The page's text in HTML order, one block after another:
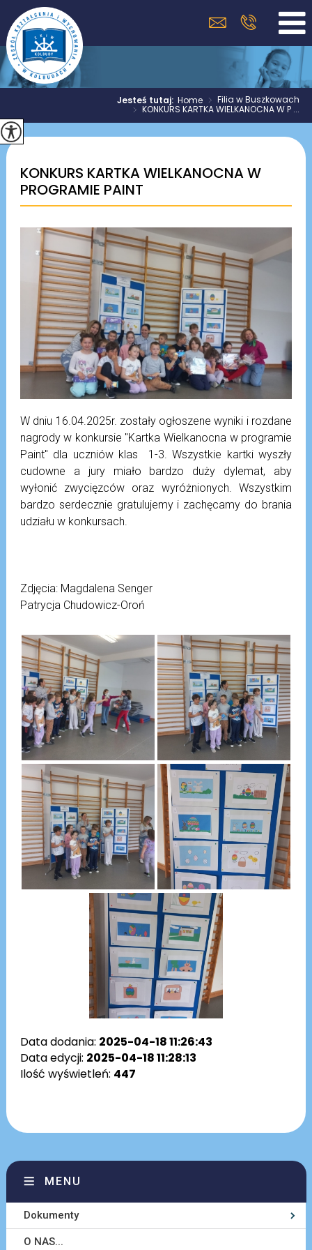
Jesteś tutaj:Home > Filia w Buszkowach
> KONKURS KARTKA WIELKANOCNA W P ...
KONKURS KARTKA WIELKANOCNA W
PROGRAMIE PAINT
W dniu 16.04.2025r. zostały ogłoszene wyniki i rozdane
nagrody w konkursie "Kartka Wielkanocna w programie
Paint" dla uczniów klas 1-3. Wszystkie kartki wyszły
cudowne a jury miało bardzo duży dylemat, aby
wyłonić zwycięzców oraz wyróżnionych. Wszystkim
bardzo serdecznie gratulujemy i zachęcamy do brania
udziału w konkursach.
Zdjęcia: Magdalena Senger
Patrycja Chudowicz-Oroń
Data dodania: 2025-04-18 11:26:43
Data edycji: 2025-04-18 11:28:13
Ilość wyświetleń: 447
MENU
Dokumenty
O NAS...